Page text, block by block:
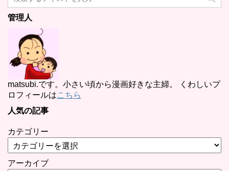
管理人
matsubi.です。小さい頃から漫画好きな主婦。 くわしいプ
ロフィールはこちら
人気の記事
カテゴリー
アーカイブ